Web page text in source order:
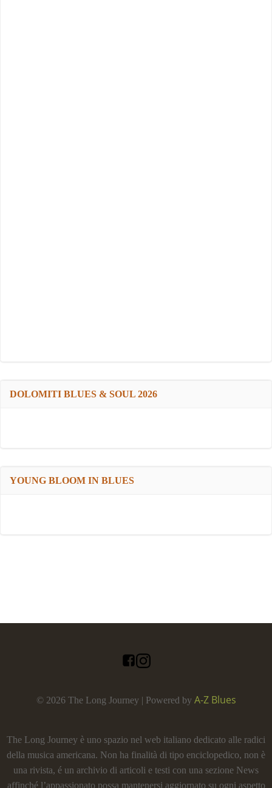
DOLOMITI BLUES & SOUL 2026
YOUNG BLOOM IN BLUES
© 2026 The Long Journey | Powered by A-Z Blues
The Long Journey è uno spazio nel web italiano dedicato alle radici
della musica americana. Non ha finalità di tipo enciclopedico, non è
una rivista, é un archivio di articoli e testi con una sezione News
affinché l’appassionato possa mantenersi aggiornato su ogni aspetto